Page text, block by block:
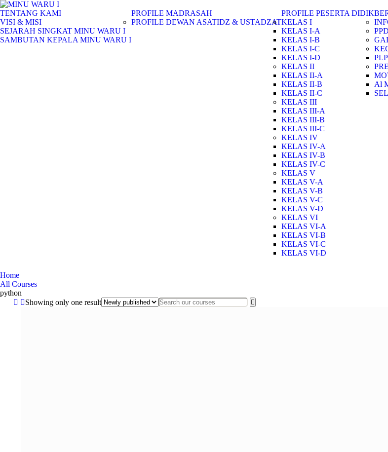
TENTANG KAMI
VISI & MISI
SEJARAH SINGKAT MINU WARU I
SAMBUTAN KEPALA MINU WARU I
PROFILE MADRASAH
PROFILE DEWAN ASATIDZ & USTADZAT
PROFILE PESERTA DIDIK
KELAS I
KELAS I-A
KELAS I-B
KELAS I-C
KELAS I-D
KELAS II
KELAS II-A
KELAS II-B
KELAS II-C
KELAS III
KELAS III-A
KELAS III-B
KELAS III-C
KELAS IV
KELAS IV-A
KELAS IV-B
KELAS IV-C
KELAS V
KELAS V-A
KELAS V-B
KELAS V-C
KELAS V-D
KELAS VI
KELAS VI-A
KELAS VI-B
KELAS VI-C
KELAS VI-D
Al
Home
All Courses
python
Showing only one result